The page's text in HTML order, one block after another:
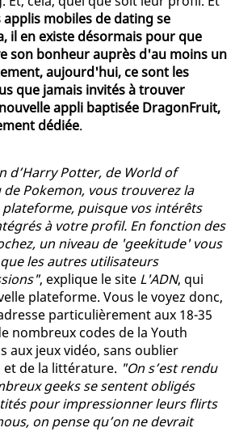
mobiles de dating se
il en existe désormais pour que
son bonheur auprès d'au moins un
aujourd'hui, ce sont les
que jamais invités à trouver
appli baptisée DragonFruit,
dédiée.
d’Harry Potter, de World of
de Pokemon, vous trouverez la
puisque vos intérêts
à votre profil. En fonction des
un niveau de 'geekitude' vous
les autres utilisateurs
, explique le site L'ADN, qui
plateforme. Vous le voyez donc,
particulièrement aux 18-35
nombreux codes de la Youth
aux jeux vidéo, sans oublier
de la littérature. "On s’est rendu
geeks se sentent obligés
pour impressionner leurs flirts
on pense qu’on ne devrait